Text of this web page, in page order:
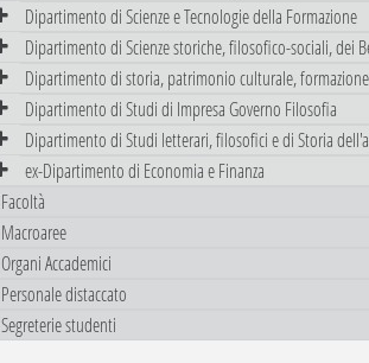
Dipartimento di Scienze e Tecnologie della Formazione
Dipartimento di Scienze storiche, filosofico-sociali, dei
Dipartimento di storia, patrimonio culturale,
Dipartimento di Studi di Impresa Governo Filosofia
Dipartimento di Studi letterari, filosofici e di Storia
ex-Dipartimento di Economia e Finanza
Facoltà
Macroaree
Organi Accademici
Personale distaccato
Segreterie studenti